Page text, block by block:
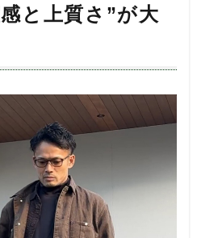
と上質さ”が大